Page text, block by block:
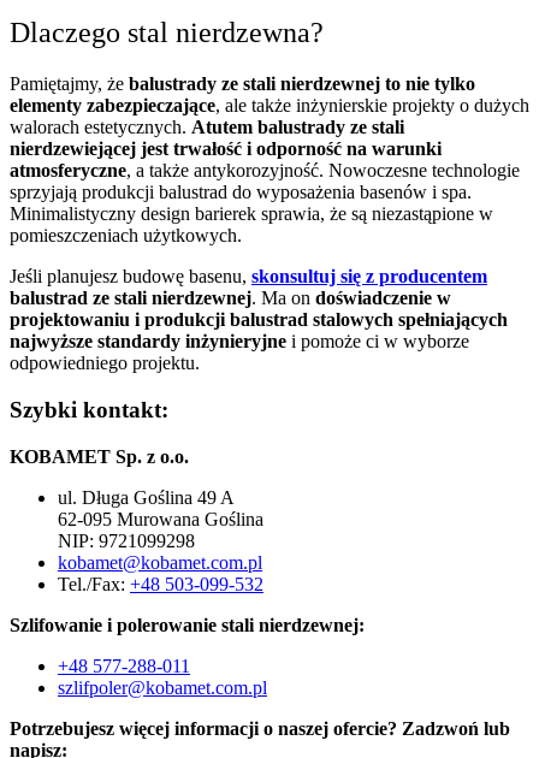
Dlaczego stal nierdzewna?
Pamiętajmy, że balustrady ze stali nierdzewnej to nie tylko
elementy zabezpieczające, ale także inżynierskie projekty o dużych
walorach estetycznych. Atutem balustrady ze stali
nierdzewiejącej jest trwałość i odporność na warunki
atmosferyczne, a także antykorozyjność. Nowoczesne technologie
sprzyjają produkcji balustrad do wyposażenia basenów i spa.
Minimalistyczny design barierek sprawia, że są niezastąpione w
pomieszczeniach użytkowych.
Jeśli planujesz budowę basenu, skonsultuj się z producentem
balustrad ze stali nierdzewnej. Ma on doświadczenie w
projektowaniu i produkcji balustrad stalowych spełniających
najwyższe standardy inżynieryjne i pomoże ci w wyborze
odpowiedniego projektu.
Szybki kontakt:
KOBAMET Sp. z o.o.
ul. Długa Goślina 49 A
62-095 Murowana Goślina
NIP: 9721099298
kobamet@kobamet.com.pl
Tel./Fax: +48 503-099-532
Szlifowanie i polerowanie stali nierdzewnej:
+48 577-288-011
szlifpoler@kobamet.com.pl
Potrzebujesz więcej informacji o naszej ofercie? Zadzwoń lub
napisz: